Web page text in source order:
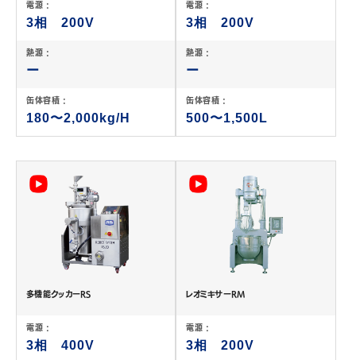
電源 :
3相 200V
熱源 :
ー
缶体容積 :
180〜2,000kg/H
電源 :
3相 200V
熱源 :
ー
缶体容積 :
500〜1,500L
多機能クッカーRS
電源 :
3相 400V
レオミキサーRM
電源 :
3相 200V